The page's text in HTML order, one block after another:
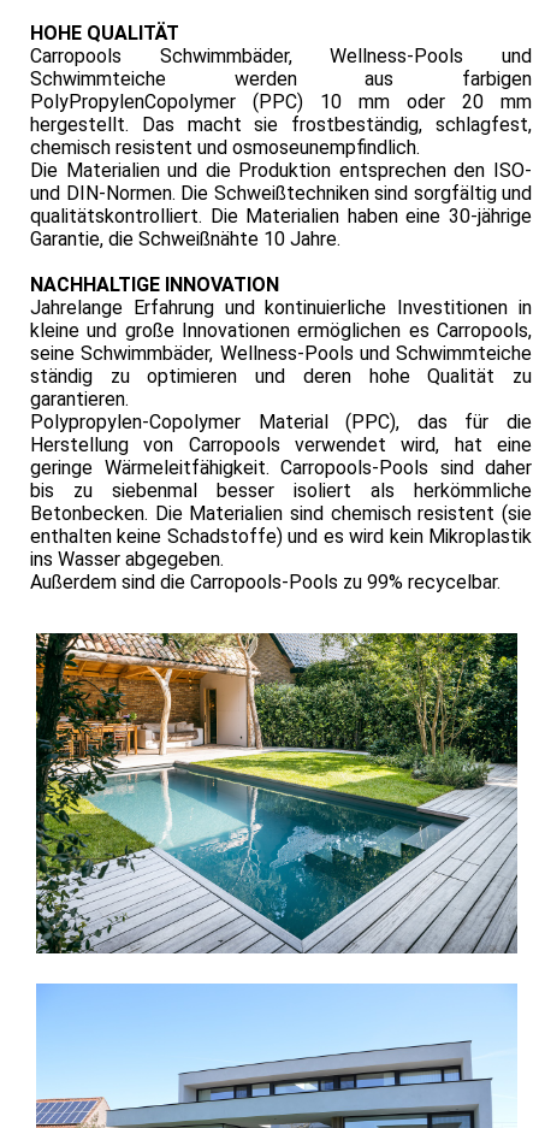
HOHE QUALITÄT
Carropools Schwimmbäder, Wellness-Pools und
Schwimmteiche werden aus farbigen
PolyPropylenCopolymer (PPC) 10 mm oder 20 mm
hergestellt. Das macht sie frostbeständig, schlagfest,
chemisch resistent und osmoseunempfindlich.
Die Materialien und die Produktion entsprechen den ISO-
und DIN-Normen. Die Schweißtechniken sind sorgfältig und
qualitätskontrolliert. Die Materialien haben eine 30-jährige
Garantie, die Schweißnähte 10 Jahre.
NACHHALTIGE INNOVATION
Jahrelange Erfahrung und kontinuierliche Investitionen in
kleine und große Innovationen ermöglichen es Carropools,
seine Schwimmbäder, Wellness-Pools und Schwimmteiche
ständig zu optimieren und deren hohe Qualität zu
garantieren.
Polypropylen-Copolymer Material (PPC), das für die
Herstellung von Carropools verwendet wird, hat eine
geringe Wärmeleitfähigkeit. Carropools-Pools sind daher
bis zu siebenmal besser isoliert als herkömmliche
Betonbecken. Die Materialien sind chemisch resistent (sie
enthalten keine Schadstoffe) und es wird kein Mikroplastik
ins Wasser abgegeben.
Außerdem sind die Carropools-Pools zu 99% recycelbar.